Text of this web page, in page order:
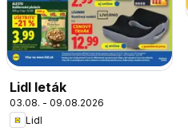
Lidl leták
03.08. - 09.08.2026
Lidl